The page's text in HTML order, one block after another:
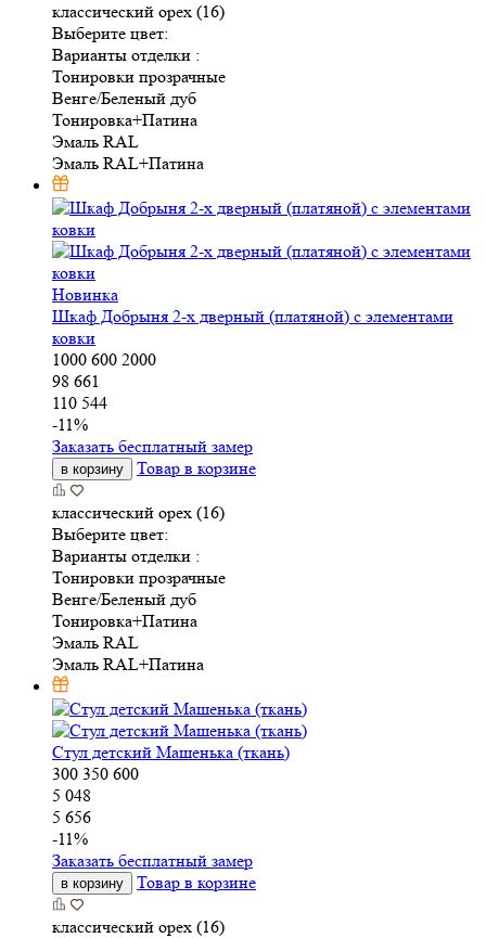
классический орех (16)
Выберите цвет:
Варианты отделки :
Тонировки прозрачные
Венге/Беленый дуб
Тонировка+Патина
Эмаль RAL
Эмаль RAL+Патина
Новинка
Шкаф Добрыня 2-х дверный (платяной) с элементами
ковки
1000 600 2000
98 661
110 544
-11%
Заказать бесплатный замер
в корзину Товар в корзине
классический орех (16)
Выберите цвет:
Варианты отделки :
Тонировки прозрачные
Венге/Беленый дуб
Тонировка+Патина
Эмаль RAL
Эмаль RAL+Патина
Стул детский Машенька (ткань)
300 350 600
5 048
5 656
-11%
Заказать бесплатный замер
в корзину Товар в корзине
классический орех (16)